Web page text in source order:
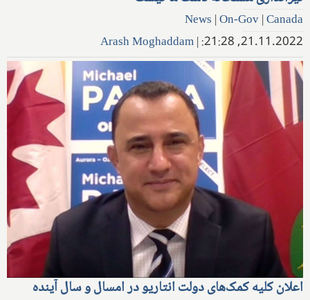
News |On-Gov|Canada
21.11.2022, 21:28:
|
Arash Moghaddam
اعلان کلیه کمک‌های دولت انتاریو در امسال و سال آینده